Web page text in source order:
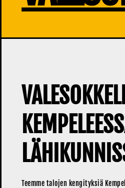
Teemme talojen kengityksiä